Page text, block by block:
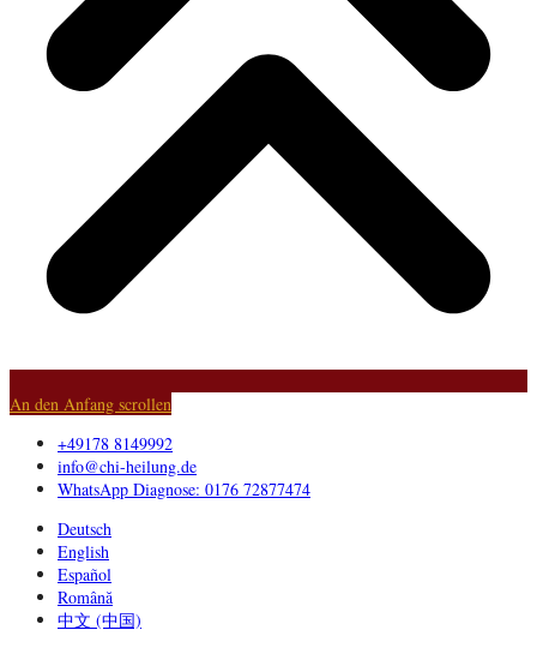
An den Anfang scrollen
+49178 8149992
info@chi-heilung.de
WhatsApp Diagnose: 0176 72877474
Deutsch
English
Español
Română
中文 (中国)